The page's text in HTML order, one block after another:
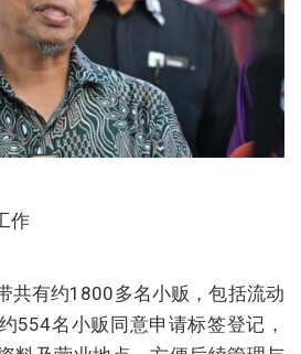
作
共有约1800多名小贩，包括流动
554名小贩同意申请标签登记，